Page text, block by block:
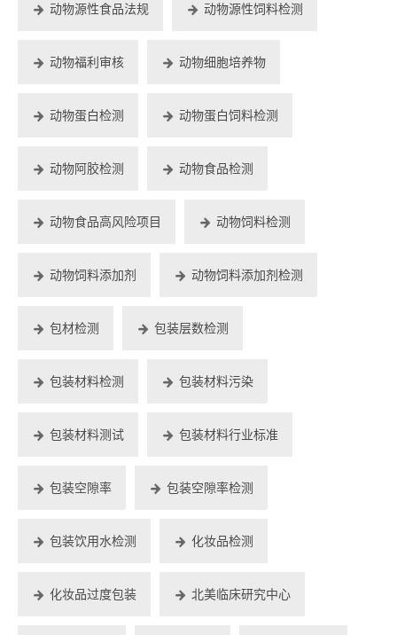
动物源性食品法规 动物源性饲料检测
动物福利审核 动物细胞培养物
动物蛋白检测 动物蛋白饲料检测
动物阿胶检测 动物食品检测
动物食品高风险项目 动物饲料检测
动物饲料添加剂 动物饲料添加剂检测
包材检测 包装层数检测
包装材料检测 包装材料污染
包装材料测试 包装材料行业标准
包装空隙率 包装空隙率检测
包装饮用水检测 化妆品检测
化妆品过度包装 北美临床研究中心